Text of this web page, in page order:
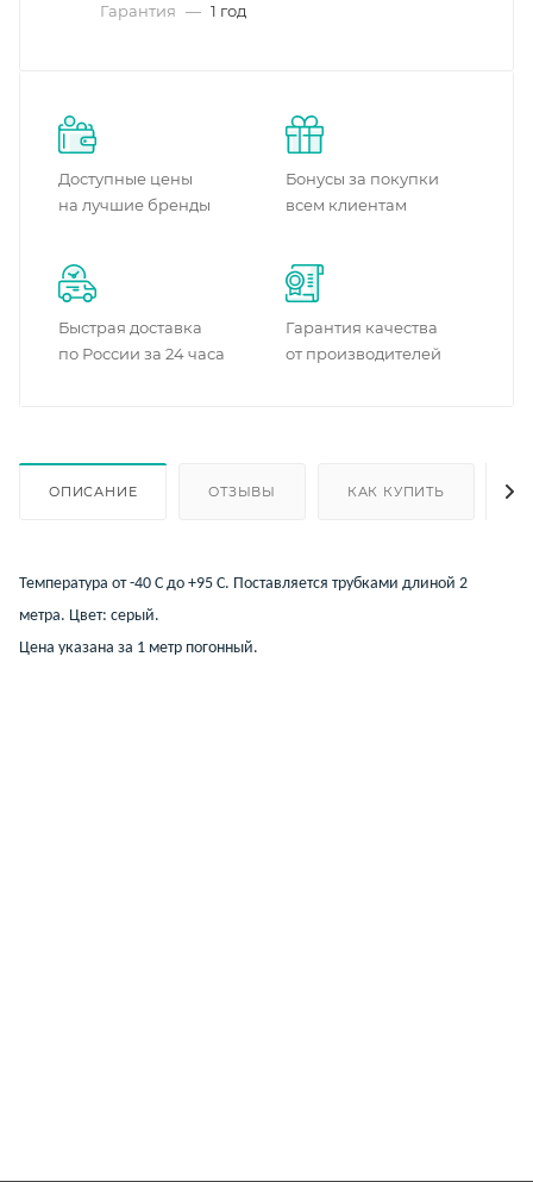
Гарантия — 1 год
Доступные цены
на лучшие бренды
Бонусы за покупки
всем клиентам
Быстрая доставка
по России за 24 часа
Гарантия качества
от производителей
ОПИСАНИЕ ОТЗЫВЫ КАК КУПИТЬ
Температура от -40 С до +95 С. Поставляется трубками длиной 2
метра. Цвет: серый.
Цена указана за 1 метр погонный.